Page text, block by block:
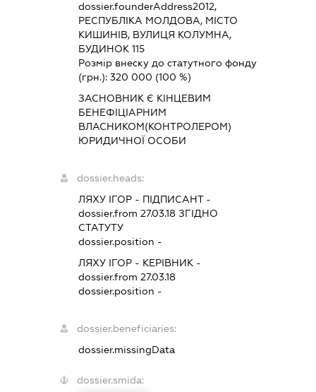
dossier.founderAddress2012,
РЕСПУБЛІКА МОЛДОВА, МІСТО
КИШИНІВ, ВУЛИЦЯ КОЛУМНА,
БУДИНОК 115
Розмір внеску до статутного фонду
(грн.):320 000 (100 %)
ЗАСНОВНИК Є КІНЦЕВИМ
БЕНЕФІЦІАРНИМ
ВЛАСНИКОМ(КОНТРОЛЕРОМ)
ЮРИДИЧНОЇ ОСОБИ
dossier.heads:
ЛЯХУ ІГОР - ПІДПИСАНТ-
dossier.from 27.03.18 ЗГІДНО
СТАТУТУ
dossier.position -
ЛЯХУ ІГОР - КЕРІВНИК -
dossier.from 27.03.18
dossier.position -
dossier.beneficiaries:
dossier.missingData
dossier.smida: